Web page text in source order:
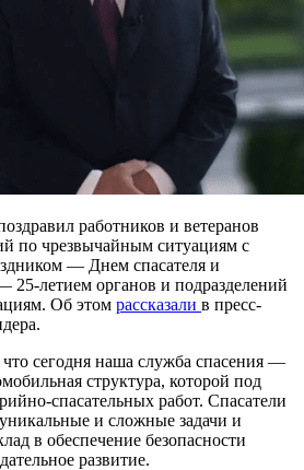
работников и ветеранов
по чрезвычайным ситуациям с
— Днем спасателя и
25-летием органов и подразделений
Об этом рассказали в пресс-
сегодня наша служба спасения —
структура, которой под
спасательных работ. Спасатели
и сложные задачи и
в обеспечение безопасности
развитие.